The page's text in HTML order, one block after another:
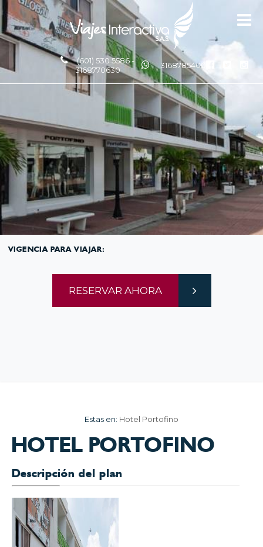
(601) 530 5586 -
3168770630
3168785400
Estas en: Hotel Portofino
HOTEL PORTOFINO
Descripción del plan
VIGENCIA PARA VIAJAR:
RESERVAR AHORA